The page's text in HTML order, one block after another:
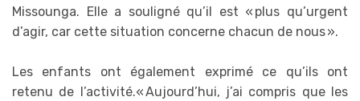
Missounga. Elle a souligné qu’il est « plus qu’urgent
d’agir, car cette situation concerne chacun de nous ».
Les enfants ont également exprimé ce qu’ils ont
retenu de l’activité.« Aujourd’hui, j’ai compris que les